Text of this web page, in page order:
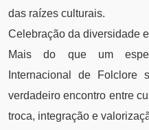
das raízes culturais.
Celebração da diversidade
Mais do que um
Internacional de Folclore
verdadeiro encontro entre
troca, integração e